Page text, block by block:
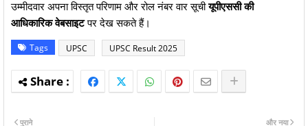
उम्मीदवार अपना विस्तृत परिणाम और रोल नंबर वार सूचीयूपीएससी की
आधिकारिक वेबसाइटपर देख सकते हैं।
Tags UPSC UPSC Result 2025
और नया
पुराने